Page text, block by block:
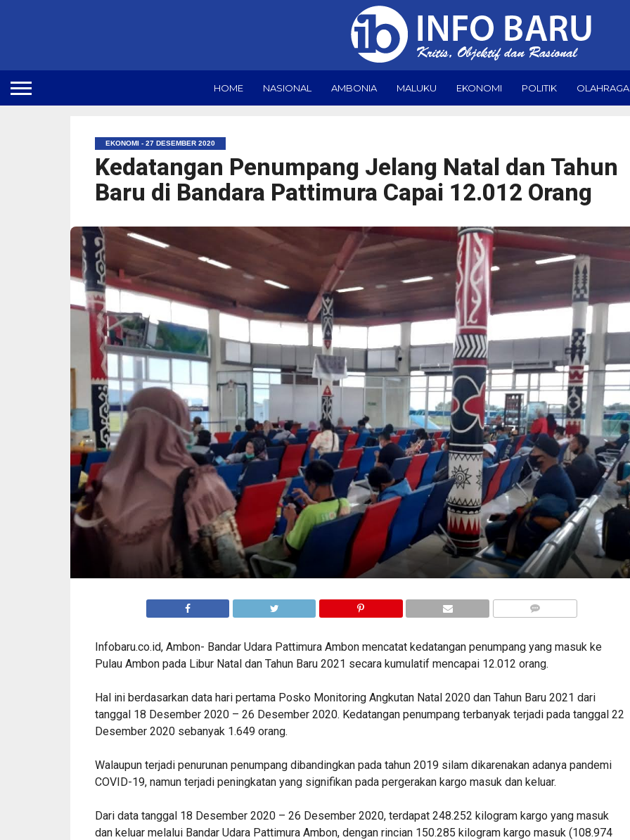
HOME NASIONAL AMBONIA MALUKU EKONOMI POLITIK OLAHRAGA
EKONOMI - 27 DESEMBER 2020
Kedatangan Penumpang Jelang Natal dan Tahun
Baru di Bandara Pattimura Capai 12.012 Orang
Infobaru.co.id, Ambon- Bandar Udara Pattimura Ambon mencatat kedatangan penumpang yang masuk ke
Pulau Ambon pada Libur Natal dan Tahun Baru 2021 secara kumulatif mencapai 12.012 orang.
Hal ini berdasarkan data hari pertama Posko Monitoring Angkutan Natal 2020 dan Tahun Baru 2021 dari
tanggal 18 Desember 2020 – 26 Desember 2020. Kedatangan penumpang terbanyak terjadi pada tanggal 22
Desember 2020 sebanyak 1.649 orang.
Walaupun terjadi penurunan penumpang dibandingkan pada tahun 2019 silam dikarenakan adanya pandemi
COVID-19, namun terjadi peningkatan yang signifikan pada pergerakan kargo masuk dan keluar.
Dari data tanggal 18 Desember 2020 – 26 Desember 2020, terdapat 248.252 kilogram kargo yang masuk
dan keluar melalui Bandar Udara Pattimura Ambon, dengan rincian 150.285 kilogram kargo masuk (108.974